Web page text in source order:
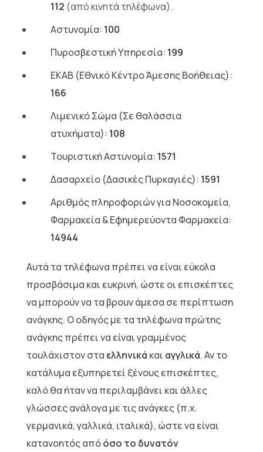
112 (από κινητά τηλέφωνα).
Αστυνομία: 100
Πυροσβεστική Υπηρεσία: 199
ΕΚΑΒ (Εθνικό Κέντρο Άμεσης Βοήθειας):
166
Λιμενικό Σώμα (Σε θαλάσσια
ατυχήματα): 108
Τουριστική Αστυνομία: 1571
Δασαρχείο (Δασικές Πυρκαγιές): 1591
Αριθμός πληροφοριών για Νοσοκομεία,
Φαρμακεία & Εφημερεύοντα Φαρμακεία:
14944
Αυτά τα τηλέφωνα πρέπει να είναι εύκολα
προσβάσιμα και ευκρινή, ώστε οι επισκέπτες
να μπορούν να τα βρουν άμεσα σε περίπτωση
ανάγκης. Ο οδηγός με τα τηλέφωνα πρώτης
ανάγκης πρέπει να είναι γραμμένος
τουλάχιστον στα ελληνικά και αγγλικά. Αν το
κατάλυμα εξυπηρετεί ξένους επισκέπτες,
καλό θα ήταν να περιλαμβάνει και άλλες
γλώσσες ανάλογα με τις ανάγκες (π.χ.
γερμανικά, γαλλικά, ιταλικά), ώστε να είναι
κατανοητός απόόσο το δυνατόν